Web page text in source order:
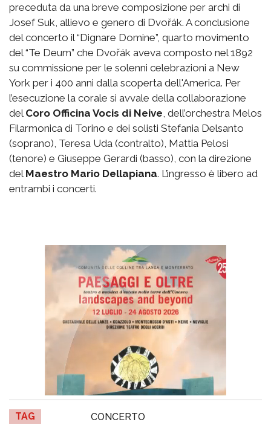
preceduta da una breve composizione per archi di
Josef Suk, allievo e genero di Dvořák. A conclusione
del concerto il “Dignare Domine”, quarto movimento
del “Te Deum” che Dvořák aveva composto nel 1892
su commissione per le solenni celebrazioni a New
York per i 400 anni dalla scoperta dell'America. Per
l’esecuzione la corale si avvale della collaborazione
del Coro Officina Vocis di Neive , dell’orchestra Melos
Filarmonica di Torino e dei solisti Stefania Delsanto
(soprano), Teresa Uda (contralto), Mattia Pelosi
(tenore) e Giuseppe Gerardi (basso), con la direzione
del Maestro Mario Dellapiana. L’ingresso è libero ad
entrambi i concerti.
TAG
CONCERTO